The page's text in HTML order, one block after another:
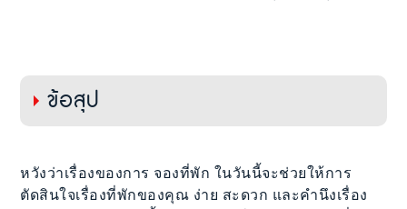
ข้อสุป
หวังว่าเรื่องของการ จองที่พัก ในวันนี้จะช่วยให้การ
ตัดสินใจเรื่องที่พักของคุณ ง่าย สะดวก และคำนึงเรื่อง